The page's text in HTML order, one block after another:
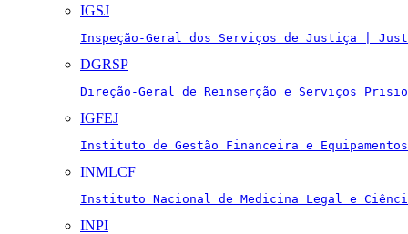
IGSJ
Inspeção-Geral dos Serviços de Justiça |
DGRSP
Direção-Geral de Reinserção e Serviços
IGFEJ
Instituto de Gestão Financeira e
INMLCF
Instituto Nacional de Medicina Legal e
INPI